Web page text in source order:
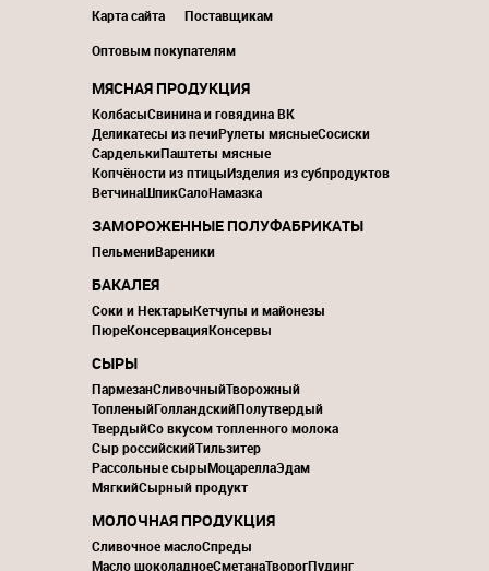
Карта сайта
Поставщикам
Оптовым покупателям
МЯСНАЯ ПРОДУКЦИЯ
КолбасыСвинина и говядина ВК
Деликатесы из печиРулеты мясныеСосиски
СарделькиПаштеты мясные
Копчёности из птицыИзделия из субпродуктов
ВетчинаШпикСалоНамазка
ЗАМОРОЖЕННЫЕ ПОЛУФАБРИКАТЫ
ПельмениВареники
БАКАЛЕЯ
Соки и НектарыКетчупы и майонезы
ПюреКонсервацияКонсервы
СЫРЫ
ПармезанСливочныйТворожный
ТопленыйГолландскийПолутвердый
ТвердыйСо вкусом топленного молока
Сыр российскийТильзитер
Рассольные сырыМоцареллаЭдам
МягкийСырный продукт
МОЛОЧНАЯ ПРОДУКЦИЯ
Сливочное маслоСпреды
Масло шоколадноеСметанаТворогПудинг